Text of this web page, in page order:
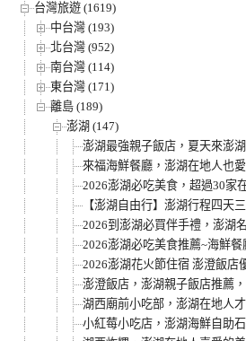
台灣旅遊 (1619)
中台灣 (193)
北台灣 (952)
南台灣 (114)
東台灣 (171)
離島 (189)
澎湖 (147)
澎湖最強親子飯店，夏天來澎
來福海鮮餐廳，澎湖在地人也
2026澎湖必吃美食，超過30家
【澎湖自由行】澎湖行程四天
2026到澎湖必買伴手禮，澎湖
2026澎湖必吃美食推薦~海鮮
2026澎湖花火節住宿 澎澄飯店
澎澄飯店，澎湖親子飯店推薦
湖西廟前小吃部，澎湖在地人
小紅莓小吃店，澎湖海鮮自助